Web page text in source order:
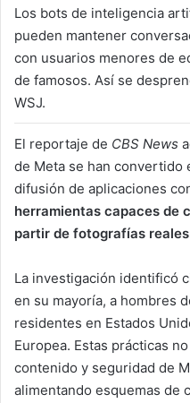
Los bots de inteligencia
pueden mantener
con usuarios menores de
de famosos. Así se
WSJ.
El reportaje de CBS News
de Meta se han convertido
difusión de aplicaciones
herramientas capaces de
partir de fotografías
La investigación identificó
en su mayoría, a hombres
residentes en Estados
Europea. Estas prácticas
contenido y seguridad de
alimentando esquemas de